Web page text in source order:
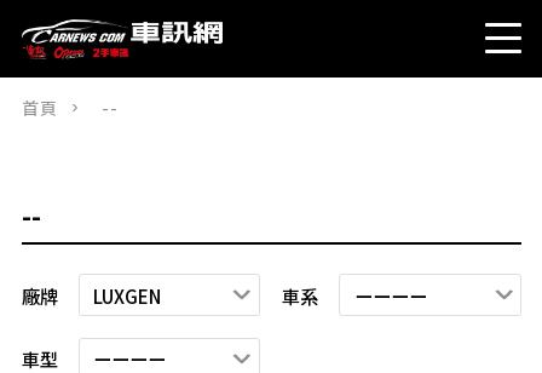
首頁 --
--
廠牌 車系
車型